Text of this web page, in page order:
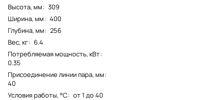
Высота, мм: 309
Ширина, мм: 400
Глубина, мм: 256
Вес, кг: 6.4
Потребляемая мощность, кВт:
0.35
Присоединение линии пара, мм:
40
Условия работы, °С: от 1 до 40